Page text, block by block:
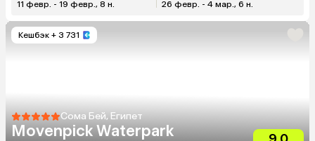
11 февр. - 19 февр., 8 н. 26 февр. - 4 мар., 6 н.
Кешбэк + 3 731
Сома Бей, Египет
Movenpick Waterpark